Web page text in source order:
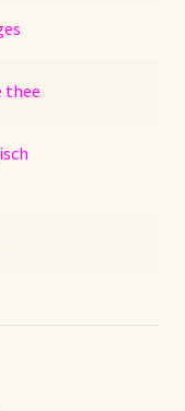
thee